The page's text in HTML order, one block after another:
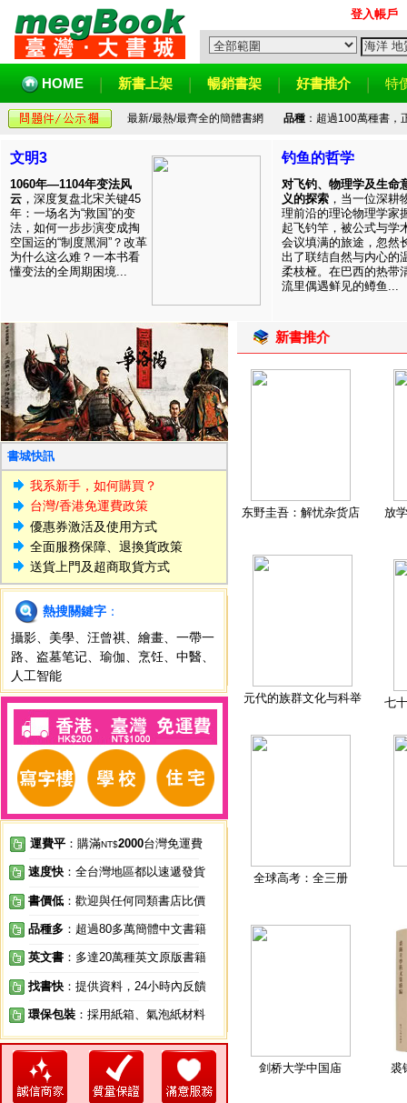
登入帳戶
HOME 新書上架 暢銷書架 好書推介 特
最新/最熱/最齊全的簡體書網 品種：超過100萬種書，
文明3
1060年—1104年变法风
云 ，深度复盘北宋关键45
年：一场名为“救国”的变
法，如何一步步演变成掏
空国运的“制度黑洞”？改革
为什么这么难？一本书看
懂变法的全周期困境...
钓鱼的哲学
对飞钓、物理学及生命
义的探索 ，当一位深耕
理前沿的理论物理学家
起飞钓竿，被公式与学
会议填满的旅途，忽然
出了联结自然与内心的
柔枝桠。在巴西的热带
流里偶遇鲜见的鳟鱼...
書城快訊
我系新手，如何購買？
台灣/香港免運費政策
優惠券激活及使用方式
全面服務保障、退換貨政策
送貨上門及超商取貨方式
熱搜關鍵字 ：
攝影
美學 汪曾祺 繪畫
一帶一
路
盗墓笔记 瑜伽 烹饪 中醫
人工智能
運費平 ：購滿NT$2000台灣免運費
速度快 ：全台灣地區都以速遞發貨
書價低 ：歡迎與任何同類書店比價
品種多 ：超過80多萬簡體中文書籍
英文書 ：多達20萬種英文原版書籍
找書快 ：提供資料，24小時內反饋
環保包裝 ：採用紙箱、氣泡紙材料
新書推介
东野圭吾：解忧杂货店 放
元代的族群文化与科举 七
全球高考：全三册
剑桥大学中国庙 裘